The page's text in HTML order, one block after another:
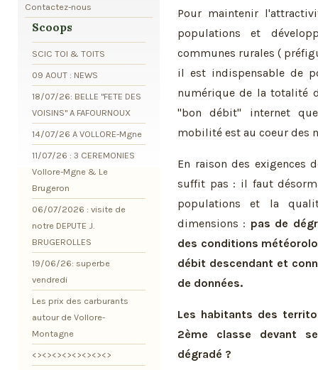
Pour maintenir
populations et
communes rurales (
il est indispensable de
numérique de la totalité
"bon débit" internet
mobilité est au coeur des
En raison des exigences
suffit pas : il faut
populations et la
dimensions : pas de
des conditions
débit descendant et
de données.
Les habitants des
2ème classe devant
dégradé ?
Contactez-nous
Scoops
SCIC TOI & TOITS
09 AOUT : NEWS
18/07/26: BELLE "FETE DES
VOISINS" A FAFOURNOUX
14/07/26 A VOLLORE-Mgne
11/07/26 : 3 CEREMONIES
Vollore-Mgne & Le
Brugeron
06/07/2026 : visite de
notre DEPUTE J.
BRUGEROLLES
19/06/26: superbe
vendredi
Les prix des carburants
autour de Vollore-
Montagne
<><><><><><><><>